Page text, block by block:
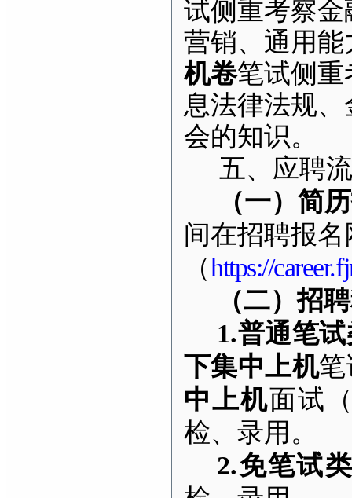
试侧重考察
营销、通用
机卷笔试侧重
息法律法规
会的知识。
五、应聘
（一）简
间在招聘报
（https://
（二）招
1.普通笔
下集中上机
中上机面试
检、录用。
2.免笔试